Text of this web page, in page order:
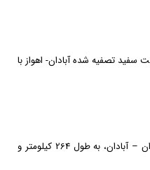
سفيد تصفيه شده آبادان- اهواز با
احداث خط لوله گچساران – آبادان، به طول 264 كيلومتر و